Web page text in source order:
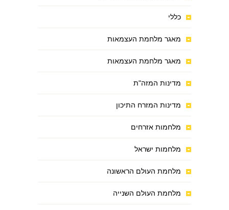
כללי
מאגר מלחמת העצמאות
מאגר מלחמת העצמאות
מדינות המזה"ת
מדינות המזרח התיכון
מלחמות אזרחים
מלחמות ישראל
מלחמת העולם הראשונה
מלחמת העולם השנייה